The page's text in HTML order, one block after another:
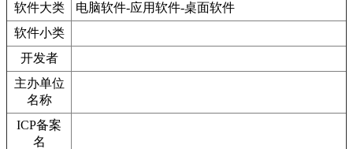
软件大类
电脑软件-应用软件-桌面软件
软件小类
开发者
主办单位
名称
ICP备案
名